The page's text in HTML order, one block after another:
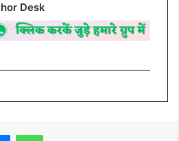
Desk
MessengerWhatsApp